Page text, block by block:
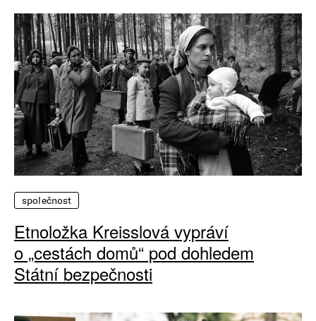
společnost
Etnoložka Kreisslová vypráví
o „cestách domů“ pod dohledem
Státní bezpečnosti